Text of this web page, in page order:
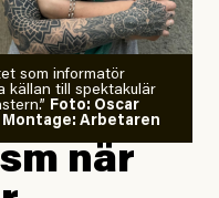
som informatör
källan till spektakulär
Foto: Oscar
Arbetaren
när